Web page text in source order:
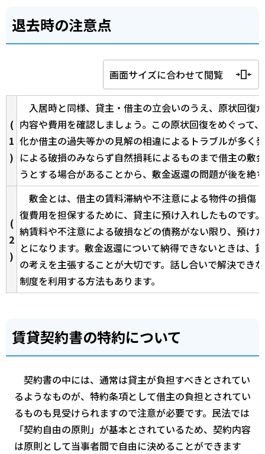
退去時の注意点
画面サイズに合わせて閲覧
(
1
)
入居時と同様、貸主・借主の立会いのうえ、原状回復
内容や費用を確認しましょう。この原状回復をめぐって
化か借主の過失等かの見解の相違によるトラブルが多く
による破損のみならず自然損耗によるものまで借主の敷
うとする場合があることから、敷金返還の問題が後を絶
(
2
)
敷金とは、借主の賃料滞納や不注意による物件の損傷
復費用を担保するために、貸主に預け入れしたものです
納賃料や不注意による破損などの債務がない限り、預け
とになります。敷金返還について納得できないときは、
の考えを主張することが大切です。話し合いで解決でき
制度を利用する方法もあります。
賃貸契約書の特約について
契約書の中には、通常は貸主が負担すべきとされてい
るようなものが、特約条項として借主の負担とされてい
るものも見受けられますので注意が必要です。民法では
「契約自由の原則」が基本とされているため、契約内容
は原則として当事者間で自由に決めることができます